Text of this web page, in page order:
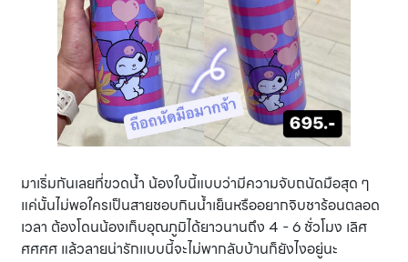
มาเริ่มกันเลยที่ขวดน้ำ น้องใบนี้แบบว่ามีความจับถนัดมือสุด ๆ
แค่นั้นไม่พอใครเป็นสายชอบกินน้ำเย็นหรืออยากจิบชาร้อนตลอด
เวลา ต้องโดนน้องเก็บอุณภูมิได้ยาวนานถึง 4 - 6 ชั่วโมง เลิศ
ศศศศ แล้วลายน่ารักแบบนี้จะไม่พากลับบ้านก็ยังไงอยู่นะ